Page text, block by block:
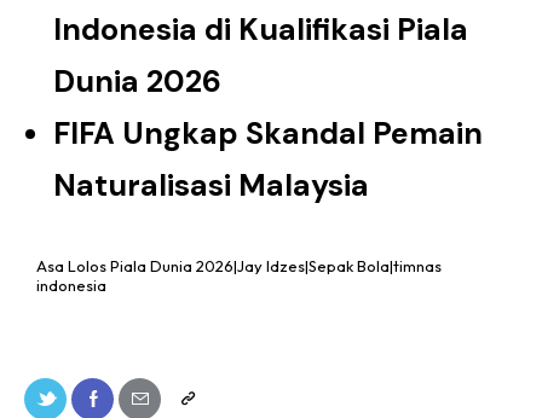
Indonesia di Kualifikasi Piala
Dunia 2026
FIFA Ungkap Skandal Pemain
Naturalisasi Malaysia
Asa Lolos Piala Dunia 2026|Jay Idzes|Sepak Bola|timnas
indonesia